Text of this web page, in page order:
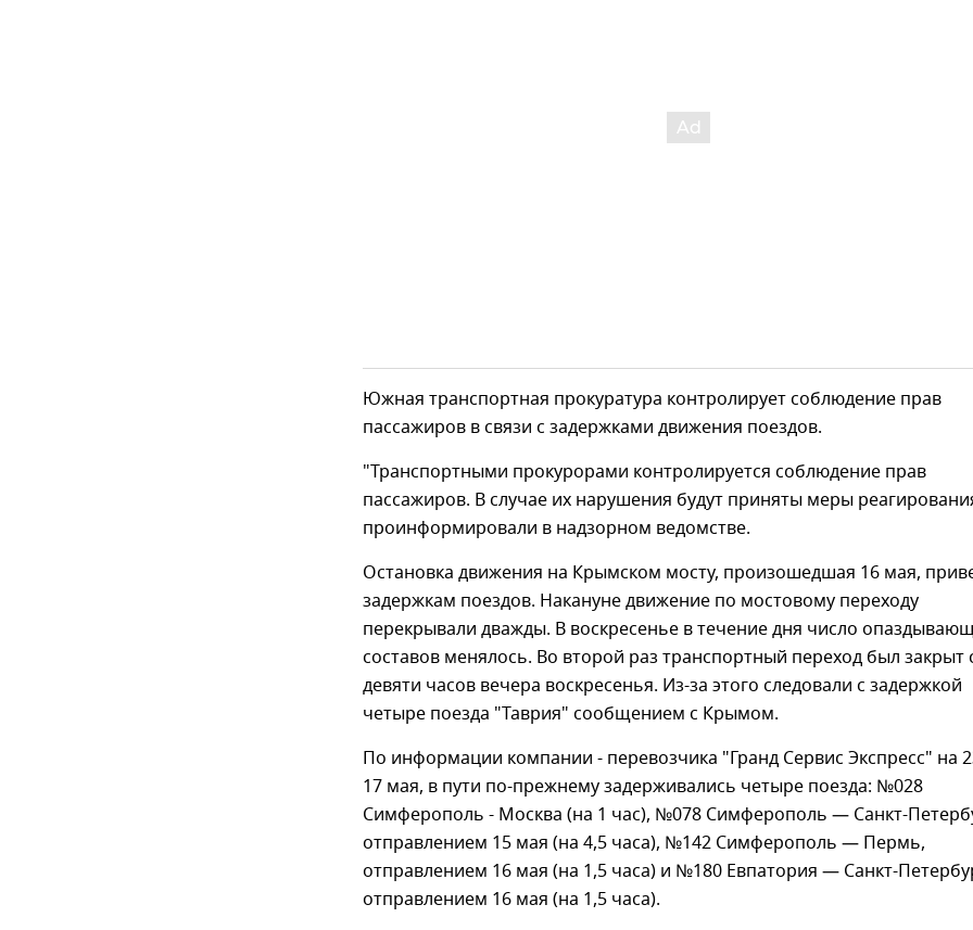
Южная транспортная прокуратура контролирует соблюдение прав
пассажиров в связи с задержками движения поездов.
"Транспортными прокурорами контролируется соблюдение прав
пассажиров. В случае их нарушения будут приняты меры
проинформировали в надзорном ведомстве.
Остановка движения на Крымском мосту, произошедшая 16 мая,
задержкам поездов. Накануне движение по мостовому переходу
перекрывали дважды. В воскресенье в течение дня число
составов менялось. Во второй раз транспортный переход был закрыт
девяти часов вечера воскресенья. Из-за этого следовали с задержкой
четыре поезда "Таврия" сообщением с Крымом.
По информации компании - перевозчика "Гранд Сервис Экспресс" на
17 мая, в пути по-прежнему задерживались четыре поезда: №028
Симферополь - Москва (на 1 час), №078 Симферополь — Санкт-
отправлением 15 мая (на 4,5 часа), №142 Симферополь — Пермь,
отправлением 16 мая (на 1,5 часа) и №180 Евпатория — Санкт-
отправлением 16 мая (на 1,5 часа).